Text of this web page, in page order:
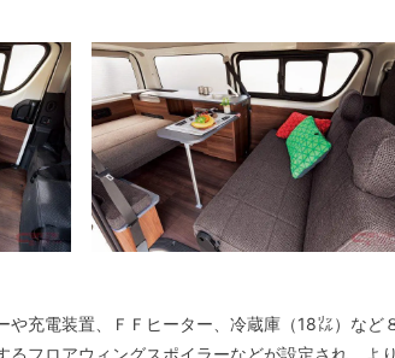
充電装置、ＦＦヒーター、冷蔵庫（18㍑）など
フロアウィングスポイラーなどが設定され、よ